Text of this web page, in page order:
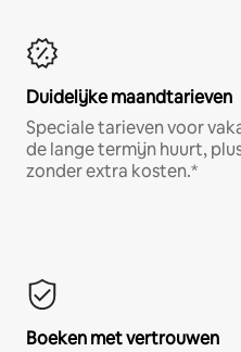
Duidelijke maandtarieven
Speciale tarieven voor
de lange termijn huurt,
zonder extra kosten.*
Boeken met vertrouwen